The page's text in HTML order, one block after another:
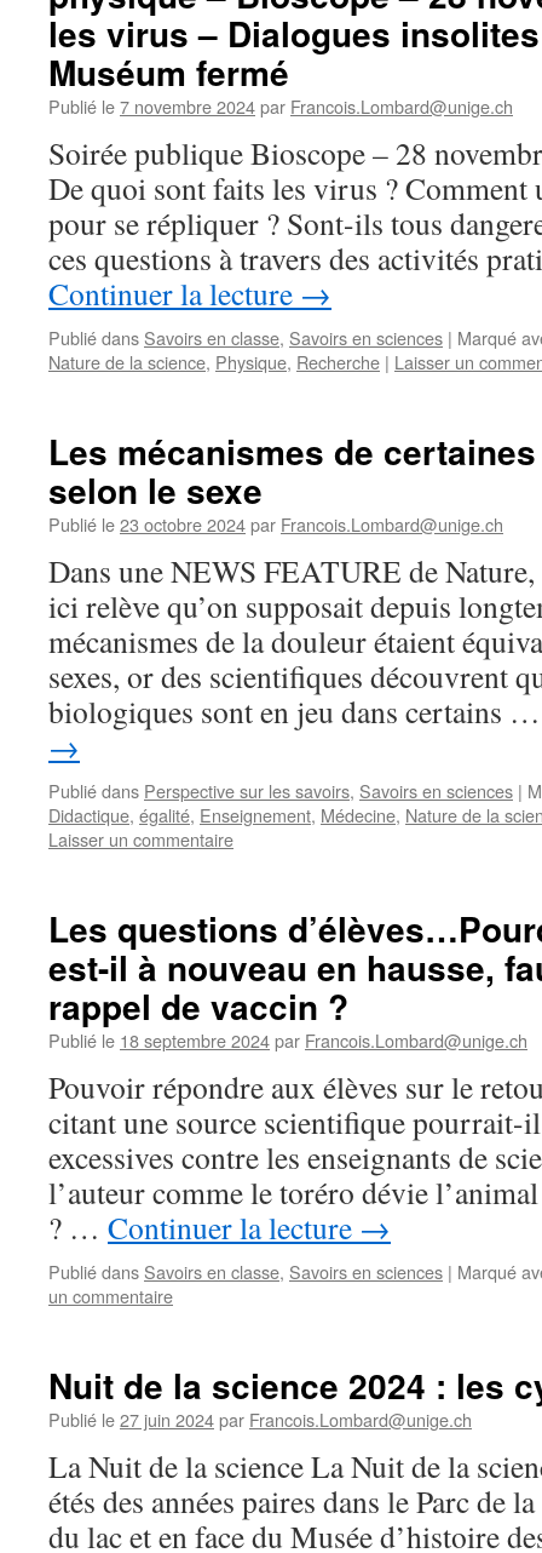
les virus – Dialogues
Muséum fermé
Publié le7 novembre 2024par Francois.Lombard@unige.ch
Soirée publique Bioscope – 28
De quoi sont faits les virus ?
pour se répliquer ? Sont-ils tous
ces questions à travers des activités
Continuer la lecture →
Publié dans Savoirs en classe, Savoirs en sciences | Marqué
Nature de la science, Physique, Recherche | Laisser un
Les mécanismes de
selon le sexe
Publié le23 octobre 2024par Francois.Lombard@unige.ch
Dans une NEWS FEATURE de
ici relève qu’on supposait depuis
mécanismes de la douleur étaient
sexes, or des scientifiques découvrent
biologiques sont en jeu dans certains
→
Publié dans Perspective sur les savoirs, Savoirs en sciences |
Didactique, égalité, Enseignement, Médecine, Nature de la
Laisser un commentaire
Les questions
est-il à nouveau en hausse,
rappel de vaccin ?
Publié le 18 septembre 2024par Francois.Lombard@unige.ch
Pouvoir répondre aux élèves sur le
citant une source scientifique pourrait-
excessives contre les enseignants de
l’auteur comme le toréro dévie
? … Continuer la lecture →
Publié dans Savoirs en classe, Savoirs en sciences | Marqué
un commentaire
Nuit de la science 2024 : les
Publié le27 juin 2024par Francois.Lombard@unige.ch
La Nuit de la science La Nuit de la
étés des années paires dans le Parc de
du lac et en face du Musée d’histoire